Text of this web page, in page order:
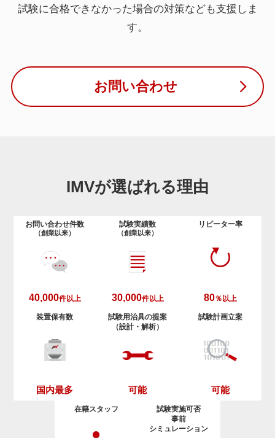
試験に合格できなかった場合の対策なども支援しま
す。
お問い合わせ
IMVが選ばれる理由
お問い合わせ件数
（創業以来）
40,000件以上
試験実績数
（創業以来）
30,000件以上
リピーター率
80％以上
装置保有数
国内最多
試験用治具の提案
（設計・解析）
可能
試験計画立案
可能
在籍スタッフ
試験実施可否
事前
シミュレーション